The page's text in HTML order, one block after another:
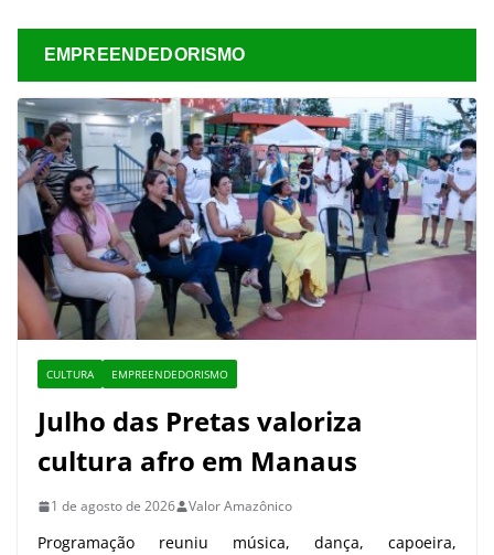
EMPREENDEDORISMO
CULTURA EMPREENDEDORISMO
Julho das Pretas valoriza
cultura afro em Manaus
1 de agosto de 2026 Valor Amazônico
Programação reuniu música, dança, capoeira,